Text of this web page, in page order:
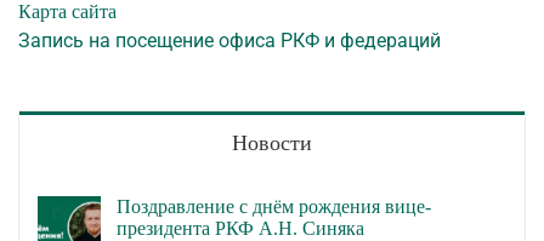
Карта сайта
Запись на посещение офиса РКФ и федераций
Новости
Поздравление с днём рождения вице-
президента РКФ А.Н. Синяка